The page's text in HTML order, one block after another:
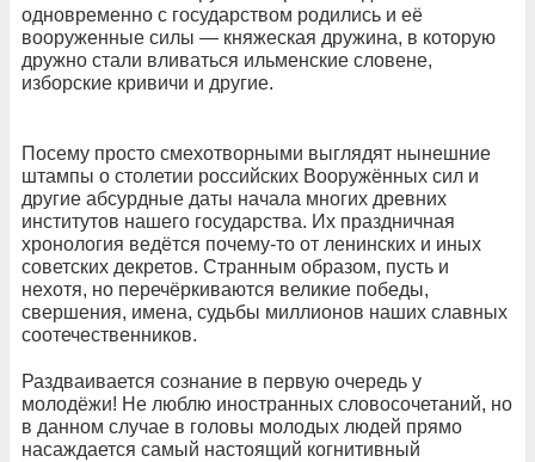
одновременно с государством родились и её
вооруженные силы — княжеская дружина, в которую
дружно стали вливаться ильменские словене,
изборские кривичи и другие.
Посему просто смехотворными выглядят нынешние
штампы о столетии российских Вооружённых сил и
другие абсурдные даты начала многих древних
институтов нашего государства. Их праздничная
хронология ведётся почему-то от ленинских и иных
советских декретов. Странным образом, пусть и
нехотя, но перечёркиваются великие победы,
свершения, имена, судьбы миллионов наших славных
соотечественников.
Раздваивается сознание в первую очередь у
молодёжи! Не люблю иностранных словосочетаний, но
в данном случае в головы молодых людей прямо
насаждается самый настоящий когнитивный